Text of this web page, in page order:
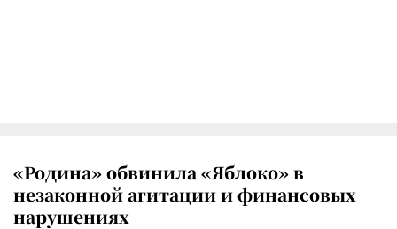
«Родина» обвинила «Яблоко» в
незаконной агитации и финансовых
нарушениях